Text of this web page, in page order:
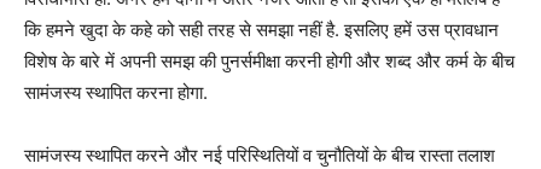
कि हमने खुदा के कहे को सही तरह से समझा नहीं है. इसलिए हमें उस प्रावधान
विशेष के बारे में अपनी समझ की पुनर्समीक्षा करनी होगी और शब्द और कर्म के बीच
सामंजस्य स्थापित करना होगा.
सामंजस्य स्थापित करने और नई परिस्थितियों व चुनौतियों के बीच रास्ता तलाश